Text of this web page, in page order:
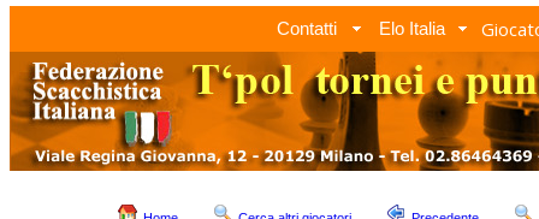
Contatti Elo Italia